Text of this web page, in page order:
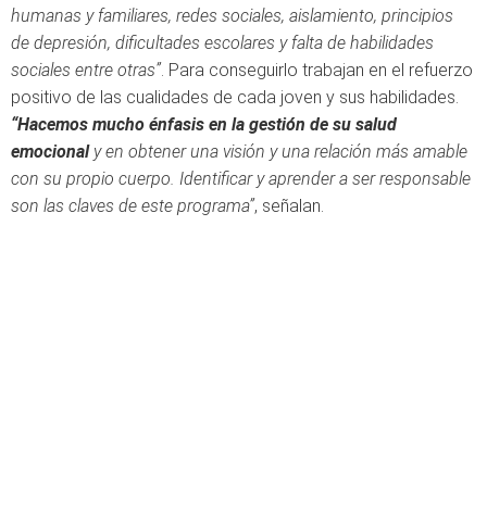
humanas y familiares, redes sociales, aislamiento, principios
de depresión, dificultades escolares y falta de habilidades
sociales entre otras”. Para conseguirlo trabajan en el refuerzo
positivo de las cualidades de cada joven y sus habilidades.
“Hacemos mucho énfasis en la gestión de su salud
emocionaly en obtener una visión y una relación más amable
con su propio cuerpo. Identificar y aprender a ser responsable
son las claves de este programa”, señalan.